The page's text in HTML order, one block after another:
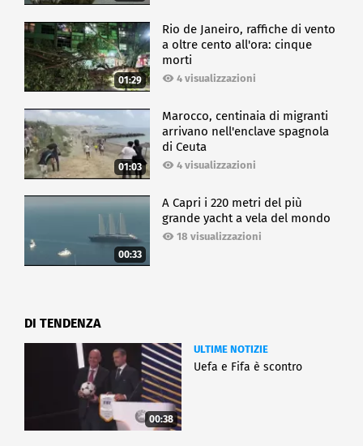
01:29
Rio de Janeiro, raffiche di vento
a oltre cento all'ora: cinque
morti
4 visualizzazioni
01:03
Marocco, centinaia di migranti
arrivano nell'enclave spagnola
di Ceuta
4 visualizzazioni
00:33
A Capri i 220 metri del più
grande yacht a vela del mondo
18 visualizzazioni
DI TENDENZA
00:38
ULTIME NOTIZIE
Uefa e Fifa è scontro